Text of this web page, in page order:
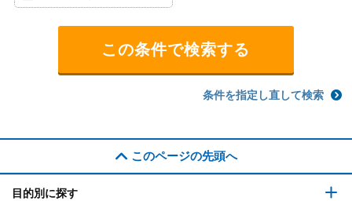
条件を指定し直して検索
このページの先頭へ
目的別に探す